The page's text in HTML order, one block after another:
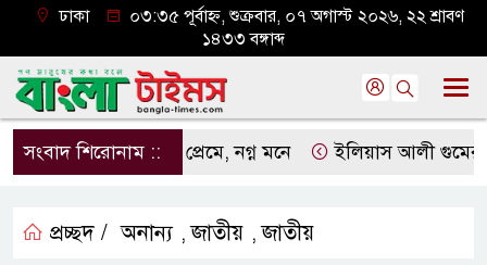
ঢাকা
০৩:৩৫ পূর্বাহ্ন, শুক্রবার, ০৭ অগাস্ট ২০২৬, ২২ শ্রাবণ
১৪৩৩ বঙ্গাব্দ
সংবাদ শিরোনাম ::নগ্ন প্রেমে, নগ্ন মনে ইলিয়াস আলী গুমের
প্রচ্ছদ / অনান্য ,জাতীয় ,জাতীয়